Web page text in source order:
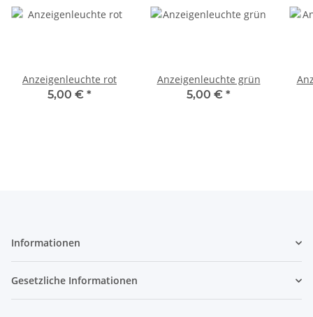
Anzeigenleuchte rot
5,00 € *
Anzeigenleuchte grün
5,00 € *
Informationen
Gesetzliche Informationen